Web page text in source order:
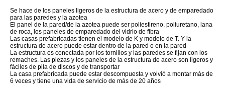
Se hace de los paneles ligeros de la estructura de acero y de emparedado
para las paredes y la azotea
El panel de la pared/de la azotea puede ser poliestireno, poliuretano, lana
de roca, los paneles de emparedado del vidrio de fibra
Las casas prefabricadas tienen el modelo de K y modelo de T. Y la
estructura de acero puede estar dentro de la pared o en la pared
La estructura es conectada por los tornillos y las paredes se fijan con los
remaches. Las piezas y los paneles de la estructura de acero son ligeros y
fáciles de pila de discos y de transportar
La casa prefabricada puede estar descompuesta y volvió a montar más de
6 veces y tiene una vida de servicio de más de 20 años